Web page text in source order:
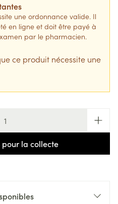
une ordonnance valide. Il
en ligne et doit être payé à
par le pharmacien.
ce produit nécessite une
pour la collecte